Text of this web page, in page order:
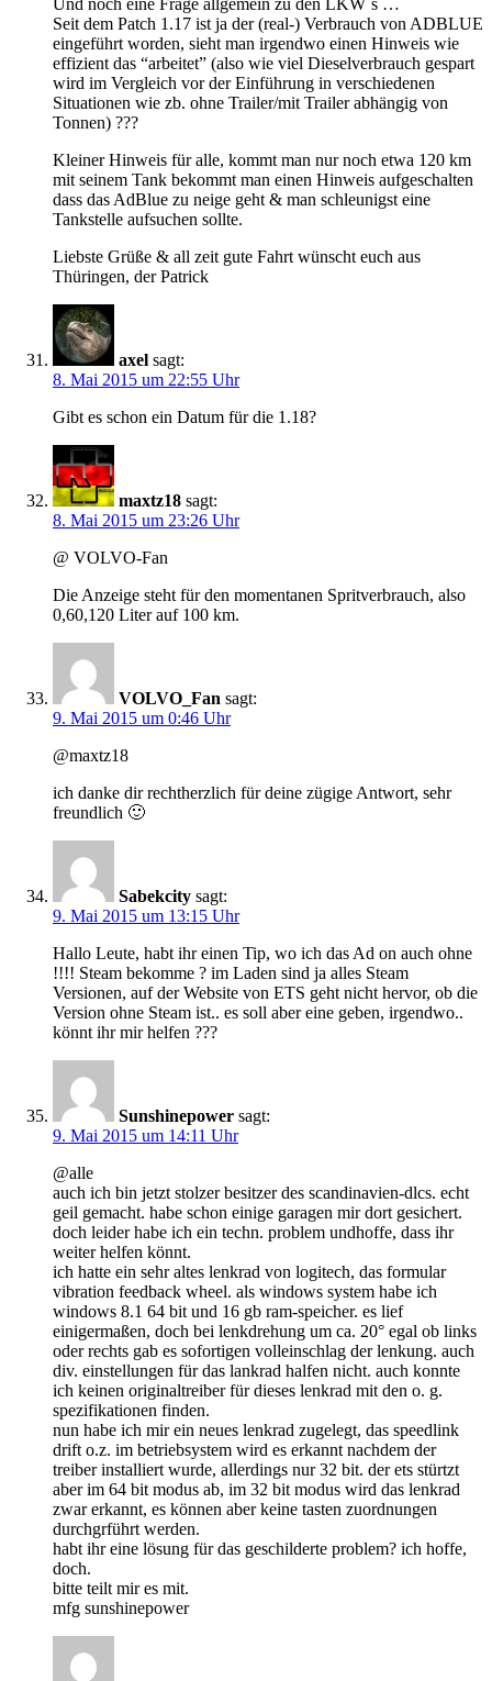
Und noch eine Frage allgemein zu den LKW´s …
Seit dem Patch 1.17 ist ja der (real-) Verbrauch von ADBLUE
eingeführt worden, sieht man irgendwo einen Hinweis wie
effizient das “arbeitet” (also wie viel Dieselverbrauch gespart
wird im Vergleich vor der Einführung in verschiedenen
Situationen wie zb. ohne Trailer/mit Trailer abhängig von
Tonnen) ???
Kleiner Hinweis für alle, kommt man nur noch etwa 120 km
mit seinem Tank bekommt man einen Hinweis aufgeschalten
dass das AdBlue zu neige geht & man schleunigst eine
Tankstelle aufsuchen sollte.
Liebste Grüße & all zeit gute Fahrt wünscht euch aus
Thüringen, der Patrick
axel sagt:
8. Mai 2015 um 22:55 Uhr
Gibt es schon ein Datum für die 1.18?
maxtz18 sagt:
8. Mai 2015 um 23:26 Uhr
@ VOLVO-Fan
Die Anzeige steht für den momentanen Spritverbrauch, also
0,60,120 Liter auf 100 km.
VOLVO_Fan sagt:
9. Mai 2015 um 0:46 Uhr
@maxtz18
ich danke dir rechtherzlich für deine zügige Antwort, sehr
freundlich 🙂
Sabekcity sagt:
9. Mai 2015 um 13:15 Uhr
Hallo Leute, habt ihr einen Tip, wo ich das Ad on auch ohne
!!!! Steam bekomme ? im Laden sind ja alles Steam
Versionen, auf der Website von ETS geht nicht hervor, ob die
Version ohne Steam ist.. es soll aber eine geben, irgendwo..
könnt ihr mir helfen ???
Sunshinepower sagt:
9. Mai 2015 um 14:11 Uhr
@alle
auch ich bin jetzt stolzer besitzer des scandinavien-dlcs. echt
geil gemacht. habe schon einige garagen mir dort gesichert.
doch leider habe ich ein techn. problem undhoffe, dass ihr
weiter helfen könnt.
ich hatte ein sehr altes lenkrad von logitech, das formular
vibration feedback wheel. als windows system habe ich
windows 8.1 64 bit und 16 gb ram-speicher. es lief
einigermaßen, doch bei lenkdrehung um ca. 20° egal ob links
oder rechts gab es sofortigen volleinschlag der lenkung. auch
div. einstellungen für das lankrad halfen nicht. auch konnte
ich keinen originaltreiber für dieses lenkrad mit den o. g.
spezifikationen finden.
nun habe ich mir ein neues lenkrad zugelegt, das speedlink
drift o.z. im betriebsystem wird es erkannt nachdem der
treiber installiert wurde, allerdings nur 32 bit. der ets stürtzt
aber im 64 bit modus ab, im 32 bit modus wird das lenkrad
zwar erkannt, es können aber keine tasten zuordnungen
durchgrführt werden.
habt ihr eine lösung für das geschilderte problem? ich hoffe,
doch.
bitte teilt mir es mit.
mfg sunshinepower